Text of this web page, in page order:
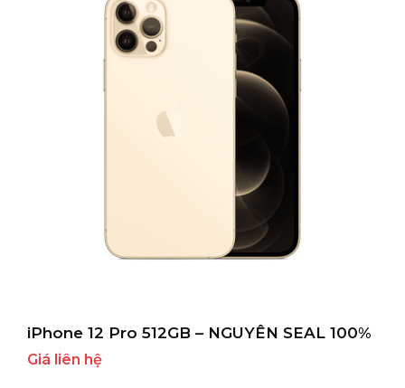
iPhone 12 Pro 512GB – NGUYÊN SEAL 100%
Giá liên hệ